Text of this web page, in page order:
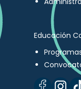
Educación